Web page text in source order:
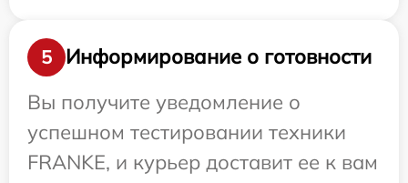
5
Информирование о готовности
Вы получите уведомление о
успешном тестировании техники
FRANKE, и курьер доставит ее к вам